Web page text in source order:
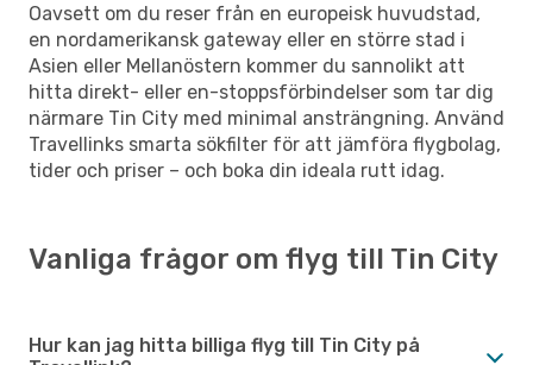
Oavsett om du reser från en europeisk huvudstad,
en nordamerikansk gateway eller en större stad i
Asien eller Mellanöstern kommer du sannolikt att
hitta direkt- eller en-stoppsförbindelser som tar dig
närmare Tin City med minimal ansträngning. Använd
Travellinks smarta sökfilter för att jämföra flygbolag,
tider och priser – och boka din ideala rutt idag.
Vanliga frågor om flyg till Tin City
Hur kan jag hitta billiga flyg till Tin City på